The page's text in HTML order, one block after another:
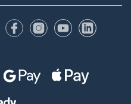
FacebookInstagram
YouTube